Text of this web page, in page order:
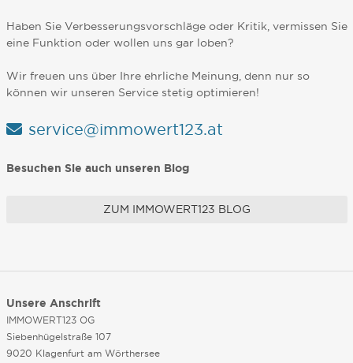
Haben Sie Verbesserungsvorschläge oder Kritik, vermissen Sie
eine Funktion oder wollen uns gar loben?
Wir freuen uns über Ihre ehrliche Meinung, denn nur so
können wir unseren Service stetig optimieren!
service@immowert123.at
Besuchen Sie auch unseren Blog
ZUM IMMOWERT123 BLOG
Unsere Anschrift
IMMOWERT123 OG
Siebenhügelstraße 107
9020 Klagenfurt am Wörthersee